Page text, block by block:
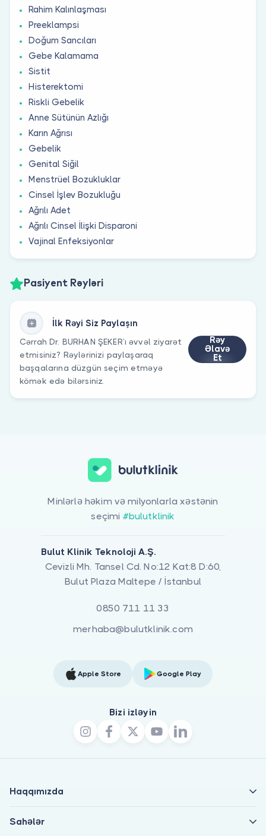
Rahim Kalınlaşması
Preeklampsi
Doğum Sancıları
Gebe Kalamama
Sistit
Histerektomi
Riskli Gebelik
Anne Sütünün Azlığı
Karın Ağrısı
Gebelik
Genital Siğil
Menstrüel Bozukluklar
Cinsel İşlev Bozukluğu
Ağrılı Adet
Ağrılı Cinsel İlişki Disparoni
Vajinal Enfeksiyonlar
Pasiyent Rəyləri
İlk Rəyi Siz Paylaşın
Cərrah Dr. BURHAN ŞEKER’ı əvvəl ziyarət
etmisiniz? Rəylərinizi paylaşaraq
başqalarına düzgün seçim etməyə
kömək edə bilərsiniz.
Rəy
Əlavə
Et
Minlərlə həkim və milyonlarla xəstənin
seçimi #bulutklinik
Bulut Klinik Teknoloji A.Ş.
Cevizli Mh. Tansel Cd. No:12 Kat:8 D:60,
Bulut Plaza Maltepe / İstanbul
0850 711 11 33
merhaba@bulutklinik.com
Apple Store Google Play
Bizi izləyin
Haqqımızda
Sahələr